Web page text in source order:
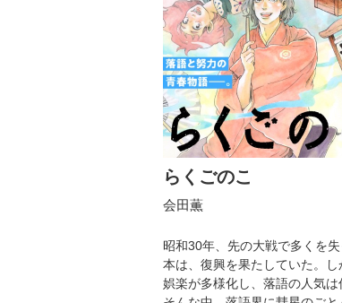
らくごのこ
会田薫
昭和30年、先の大戦で多くを失
本は、復興を果たしていた。し
娯楽が多様化し、落語の人気は